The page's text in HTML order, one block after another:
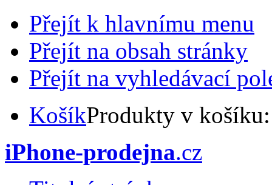
Přejít k hlavnímu menu
Přejít na obsah stránky
Přejít na vyhledávací
KošíkProdukty v
iPhone-prodejna.cz